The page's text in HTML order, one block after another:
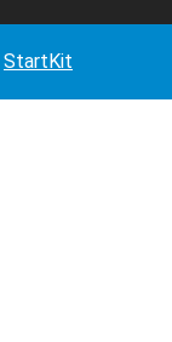
StartKit